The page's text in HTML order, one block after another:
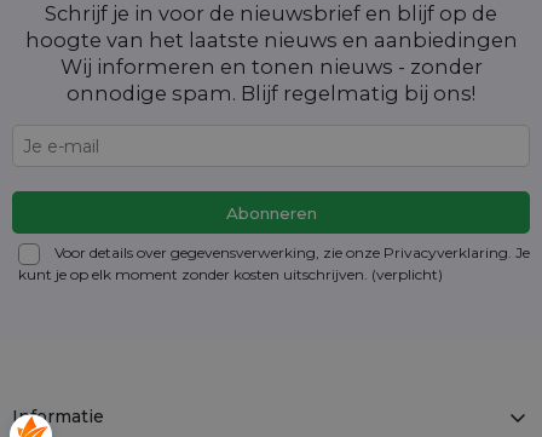
Schrijf je in voor de nieuwsbrief en blijf op de
hoogte van het laatste nieuws en aanbiedingen
Wij informeren en tonen nieuws - zonder
onnodige spam. Blijf regelmatig bij ons!
Voor details over gegevensverwerking, zie onze Privacyverklaring. Je
kunt je op elk moment zonder kosten uitschrijven . (verplicht)
Informatie